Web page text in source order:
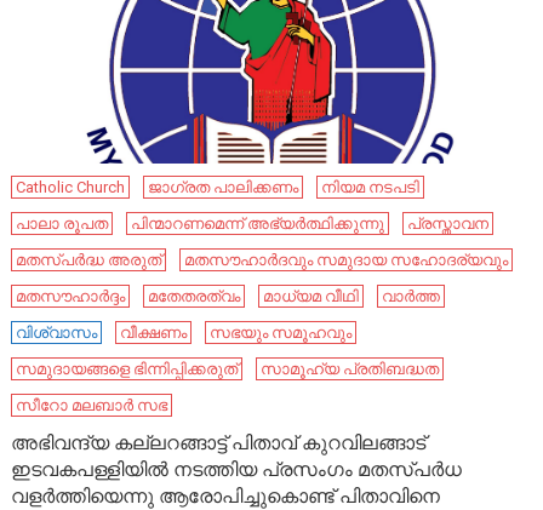
Catholic Church ജാഗ്രത പാലിക്കണം
നിയമ നടപടി
പാലാ രൂപത
പിന്മാറണമെന്ന് അഭ്യർത്ഥിക്കുന്നു
പ്രസ്താവന
മതസ്പർദ്ധ അരുത്
മതസൗഹാര്‍ദവും സമുദായ സഹോദര്യവും
മതസൗഹാർദ്ദം
മതേതരത്വം മാധ്യമ വീഥി
വാർത്ത
വിശ്വാസം
വീക്ഷണം
സഭയും സമൂഹവും
സമുദായങ്ങളെ ഭിന്നിപ്പിക്കരുത്
സാമൂഹ്യ പ്രതിബദ്ധത
സീറോ മലബാര്‍ സഭ
അഭിവന്ദ്യ കല്ലറങ്ങാട്ട് പിതാവ് കുറവിലങ്ങാട്
ഇടവകപള്ളിയിൽ നടത്തിയ പ്രസംഗം മതസ്പർധ
വളർത്തിയെന്നു ആരോപിച്ചുകൊണ്ട് പിതാവിനെ